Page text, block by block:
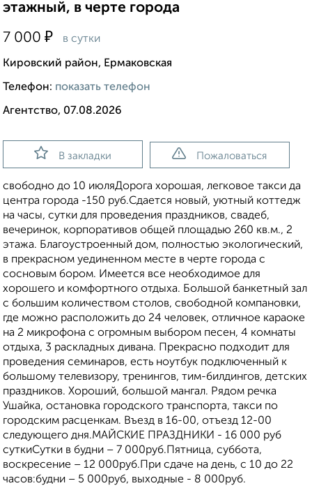
этажный, в черте города
7 000 ₽ в сутки
Кировский район, Ермаковская
Телефон: показать телефон
Агентство, 07.08.2026
В закладки Пожаловаться
свободно до 10 июляДорога хорошая, легковое такси да
центра города -150 руб.Сдается новый, уютный коттедж
на часы, сутки для проведения праздников, свадеб,
вечеринок, корпоративов общей площадью 260 кв.м., 2
этажа. Благоустроенный дом, полностью экологический,
в прекрасном уединенном месте в черте города с
сосновым бором. Имеется все необходимое для
хорошего и комфортного отдыха. Большой банкетный зал
с большим количеством столов, свободной компановки,
где можно расположить до 24 человек, отличное караоке
на 2 микрофона с огромным выбором песен, 4 комнаты
отдыха, 3 раскладных дивана. Прекрасно подходит для
проведения семинаров, есть ноутбук подключенный к
большому телевизору, тренингов, тим-билдингов, детских
праздников. Хороший, большой мангал. Рядом речка
Ушайка, остановка городского транспорта, такси по
городским расценкам. Въезд в 16-00, отъезд 12-00
следующего дня.МАЙСКИЕ ПРАЗДНИКИ - 16 000 руб
суткиСутки в будни – 7 000руб.Пятница, суббота,
воскресение – 12 000руб.При сдаче на день, с 10 до 22
часов:будни – 5 000руб, выходные - 8 000руб.